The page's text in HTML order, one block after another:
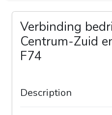
Verbinding
Centrum-Zuid
F74
Description